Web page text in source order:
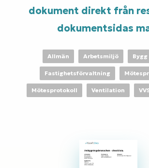
dokument direkt från
dokumentsidas
Allmän Arbetsmiljö Bygg
Fastighetsförvaltning
Mötesprotokoll Ventilation